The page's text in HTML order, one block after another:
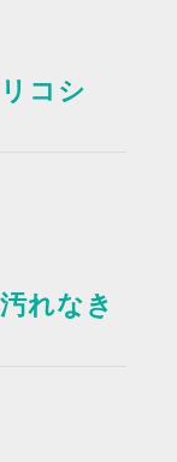
コシ
れなき